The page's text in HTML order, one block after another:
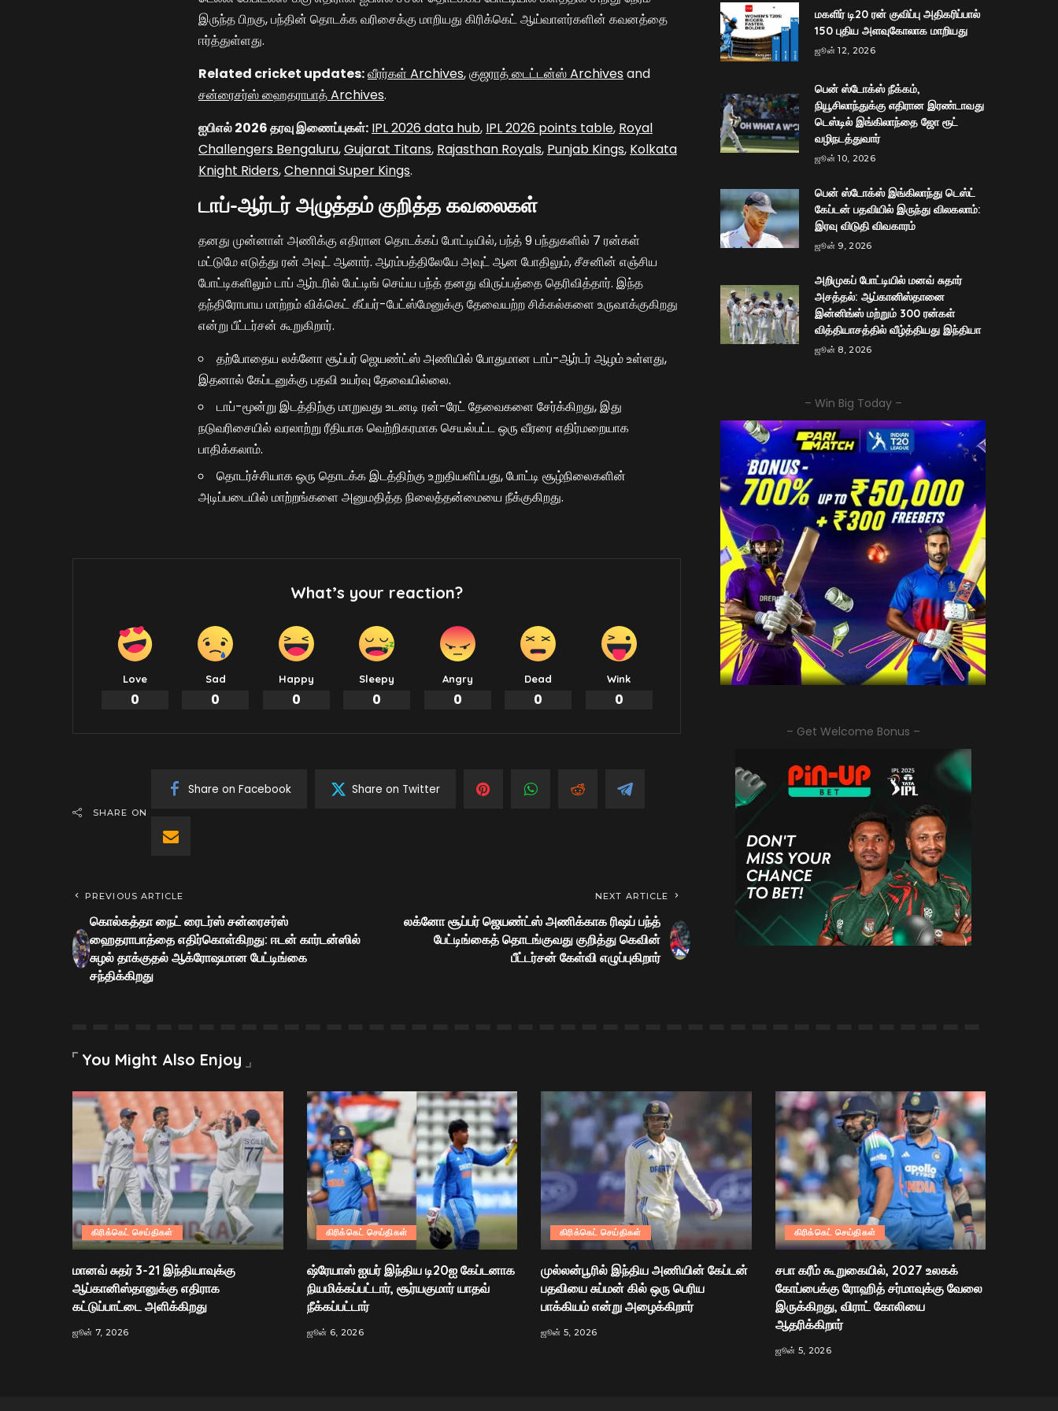
இருந்த பிறகு, பந்தின் தொடக்க வரிசைக்கு மாறியது கிரிக்கெட் ஆய்வாளர்களின் கவனத்தை
ஈர்த்துள்ளது.
Related cricket updates:வீரர்கள் Archives,குஜராத் டைட்டன்ஸ் Archives and
சன்ரைசர்ஸ் ஹைதராபாத் Archives.
ஐபிஎல் 2026 தரவு இணைப்புகள்: IPL 2026 data hub, IPL 2026 points table, Royal
Challengers Bengaluru,Gujarat Titans, Rajasthan Royals, Punjab Kings, Kolkata
Knight Riders,Chennai Super Kings.
டாப்-ஆர்டர் அழுத்தம் குறித்த கவலைகள்
தனது முன்னாள் அணிக்கு எதிரான தொடக்கப் போட்டியில், பந்த் 9 பந்துகளில் 7 ரன்கள்
மட்டுமே எடுத்து ரன் அவுட் ஆனார். ஆரம்பத்திலேயே அவுட் ஆன போதிலும், சீசனின் எஞ்சிய
போட்டிகளிலும் டாப் ஆர்டரில் பேட்டிங் செய்ய பந்த் தனது விருப்பத்தை தெரிவித்தார். இந்த
தந்திரோபாய மாற்றம் விக்கெட் கீப்பர்-பேட்ஸ்மேனுக்கு தேவையற்ற சிக்கல்களை உருவாக்குகிறது
என்று பீட்டர்சன் கூறுகிறார்.
தற்போதைய லக்னோ சூப்பர் ஜெயண்ட்ஸ் அணியில் போதுமான டாப்-ஆர்டர் ஆழம் உள்ளது,
இதனால் கேப்டனுக்கு பதவி உயர்வு தேவையில்லை.
டாப்-மூன்று இடத்திற்கு மாறுவது உடனடி ரன்-ரேட் தேவைகளை சேர்க்கிறது, இது
நடுவரிசையில் வரலாற்று ரீதியாக வெற்றிகரமாக செயல்பட்ட ஒரு வீரரை எதிர்மறையாக
பாதிக்கலாம்.
தொடர்ச்சியாக ஒரு தொடக்க இடத்திற்கு உறுதியளிப்பது, போட்டி சூழ்நிலைகளின்
அடிப்படையில் மாற்றங்களை அனுமதித்த நிலைத்தன்மையை நீக்குகிறது.
What’s your reaction?
Love
0
Sad
0
Happy
0
Sleepy
0
Angry
0
Dead
0
Wink
0
SHARE ON
Share on Facebook Share on Twitter
PREVIOUS ARTICLE
கொல்கத்தா நைட் ரைடர்ஸ் சன்ரைசர்ஸ்
ஹைதராபாத்தை எதிர்கொள்கிறது: ஈடன் கார்டன்ஸில்
சுழல் தாக்குதல் ஆக்ரோஷமான பேட்டிங்கை
சந்திக்கிறது
NEXT ARTICLE
லக்னோ சூப்பர் ஜெயண்ட்ஸ் அணிக்காக ரிஷப் பந்த்
பேட்டிங்கைத் தொடங்குவது குறித்து கெவின்
பீட்டர்சன் கேள்வி எழுப்புகிறார்
மகளிர் டி20 ரன் குவிப்பு அதிகரிப்பால்
150 புதிய அளவுகோலாக மாறியது
ஜூன் 12, 2026
பென் ஸ்டோக்ஸ் நீக்கம்,
நியூசிலாந்துக்கு எதிரான இரண்டாவது
டெஸ்டில் இங்கிலாந்தை ஜோ ரூட்
வழிநடத்துவார்
ஜூன் 10, 2026
பென் ஸ்டோக்ஸ் இங்கிலாந்து டெஸ்ட்
கேப்டன் பதவியில் இருந்து விலகலாம்:
இரவு விடுதி விவகாரம்
ஜூன் 9, 2026
அறிமுகப் போட்டியில் மனவ் சுதார்
அசத்தல்: ஆப்கானிஸ்தானை
இன்னிங்ஸ் மற்றும் 300 ரன்கள்
வித்தியாசத்தில் வீழ்த்தியது இந்தியா
ஜூன் 8, 2026
– Win Big Today –
– Get Welcome Bonus –
You Might Also Enjoy
கிரிக்கெட் செய்திகள்
மானவ் சுதர் 3-21 இந்தியாவுக்கு
ஆப்கானிஸ்தானுக்கு எதிராக
கட்டுப்பாட்டை அளிக்கிறது
ஜூன் 7, 2026
கிரிக்கெட் செய்திகள்
ஷ்ரேயாஸ் ஐயர் இந்திய டி20ஐ கேப்டனாக
நியமிக்கப்பட்டார், சூர்யகுமார் யாதவ்
நீக்கப்பட்டார்
ஜூன் 6, 2026
கிரிக்கெட் செய்திகள்
முல்லன்பூரில் இந்திய அணியின் கேப்டன்
பதவியை சுப்மன் கில் ஒரு பெரிய
பாக்கியம் என்று அழைக்கிறார்
ஜூன் 5, 2026
கிரிக்கெட் செய்திகள்
சபா கரீம் கூறுகையில், 2027 உலகக்
கோப்பைக்கு ரோஹித் சர்மாவுக்கு வேலை
இருக்கிறது, விராட் கோலியை
ஆதரிக்கிறார்
ஜூன் 5, 2026